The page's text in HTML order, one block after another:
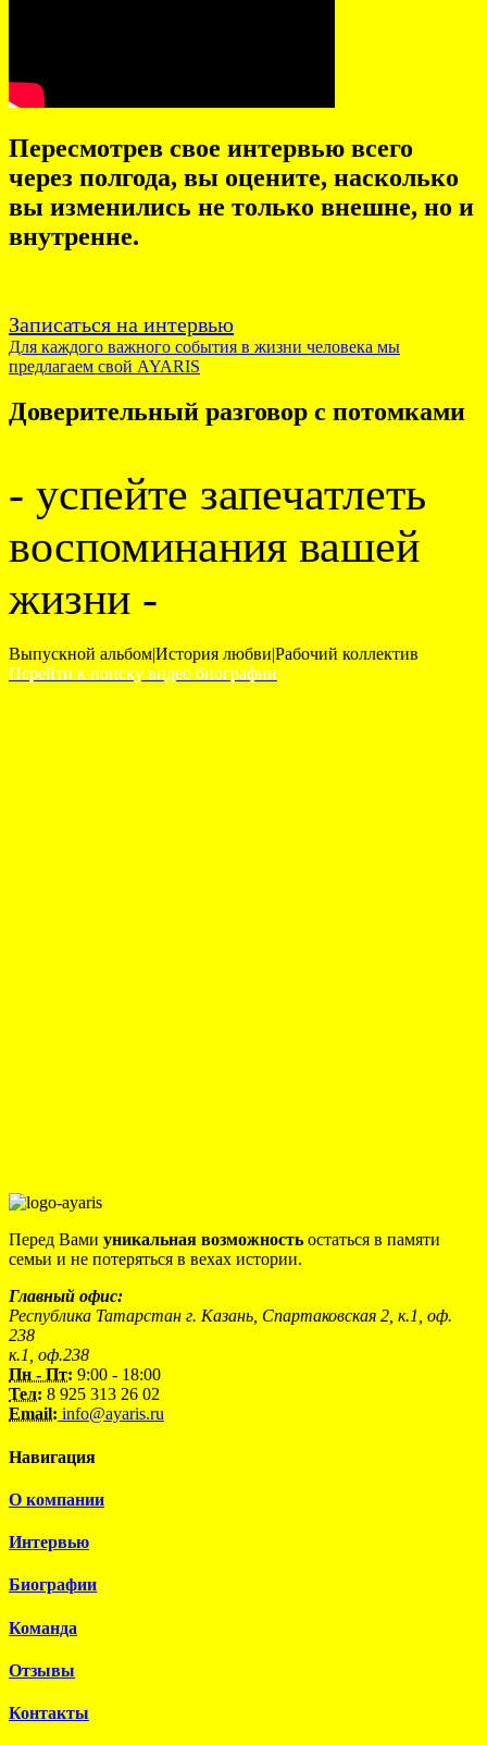
Пересмотрев свое интервью всего
через полгода, вы оцените, насколько
вы изменились не только внешне, но и
внутренне.
Записаться на интервью
Для каждого важного события в жизни человека мы
предлагаем свой AYARIS
Доверительный разговор с потомками
- успейте запечатлеть
воспоминания вашей
жизни -
Выпускной альбом|История любви|Рабочий коллектив
Перейти к поиску видео биографии
Перед Вами уникальная возможность остаться в памяти
семьи и не потеряться в вехах истории.
Главный офис:
Республика Татарстан г. Казань, Спартаковская 2, к.1, оф.
238
к.1, оф.238
Пн - Пт: 9:00 - 18:00
Тел: 8 925 313 26 02
Email: info@ayaris.ru
Навигация
О компании
Интервью
Биографии
Команда
Отзывы
Контакты